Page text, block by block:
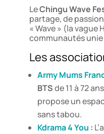
LeChingu Wave
partage, de
« Wave » (la vague
communautés unie
Les
Army Mums
BTSde 11 à 72
propose un
sans tabou.
Kdrama 4 You :